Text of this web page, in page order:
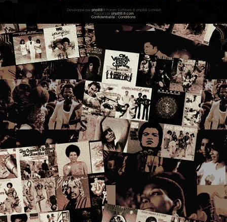
Développé par phpBB® Forum Software © phpBB Limited
Traduit par phpBB-fr.com
Confidentialité
Conditions